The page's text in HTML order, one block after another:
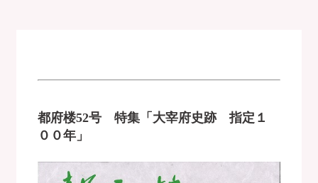
都府楼52号 特集「大宰府史跡 指定１
００年」